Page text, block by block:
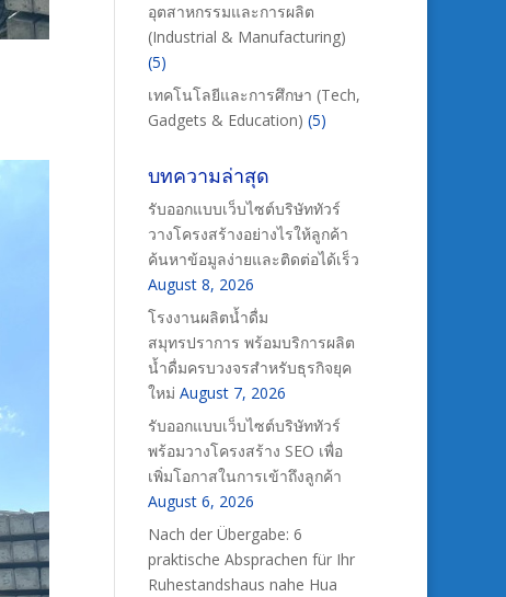
อุตสาหกรรมและการผลิต
(Industrial & Manufacturing)
(5)
เทคโนโลยีและการศึกษา (Tech,
Gadgets & Education) (5)
บทความล่าสุด
รับออกแบบเว็บไซต์บริษัททัวร์
วางโครงสร้างอย่างไรให้ลูกค้า
ค้นหาข้อมูลง่ายและติดต่อได้เร็ว
August 8, 2026
โรงงานผลิตน้ำดื่ม
สมุทรปราการ พร้อมบริการผลิต
น้ำดื่มครบวงจรสำหรับธุรกิจยุค
ใหม่ August 7, 2026
รับออกแบบเว็บไซต์บริษัททัวร์
พร้อมวางโครงสร้าง SEO เพื่อ
เพิ่มโอกาสในการเข้าถึงลูกค้า
August 6, 2026
Nach der Übergabe: 6
praktische Absprachen für Ihr
Ruhestandshaus nahe Hua